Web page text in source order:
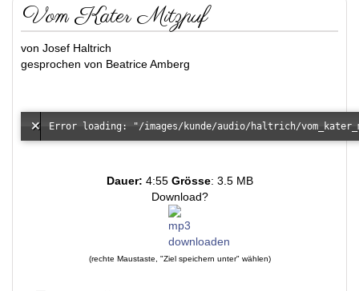
Vom Kater Mitzpuf
von Josef Haltrich
gesprochen von Beatrice Amberg
Dauer: 4:55 Grösse: 3.5 MB
Download?
(rechte Maustaste, "Ziel speichern unter" wählen)